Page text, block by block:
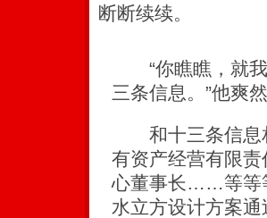
断断续续。
“你瞧瞧，就我
三条信息。”他爽
和十三条信息
有资产经营有限
心董事长……等等
水立方设计方案